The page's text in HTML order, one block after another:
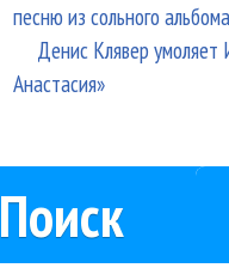
песню из сольного альбома
Денис Клявер
Анастасия»
Поиск